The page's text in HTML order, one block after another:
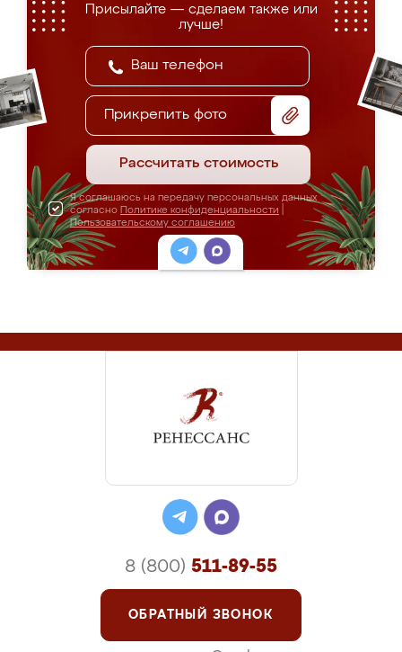
Присылайте — сделаем также или
лучше!
Прикрепить фото
Рассчитать стоимость
Я соглашаюсь на передачу персональных данных
согласно Политике конфиденциальности
Пользовательскому соглашению
8 (800) 511-89-55
ОБРАТНЫЙ ЗВОНОК